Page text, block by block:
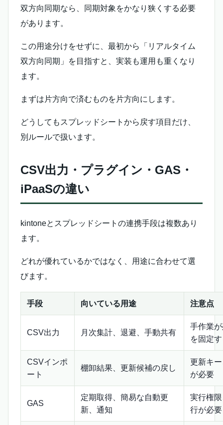
双方向同期なら、同期対象をかなり狭くする必要
があります。
この用途分けをせずに、最初から「リアルタイム
双方向同期」を目指すと、実装も運用も重くなり
ます。
まずは片方向で済むものを片方向にします。
どうしてもスプレッドシートから戻す項目だけ、
別ルールで扱います。
CSV出力・プラグイン・GAS・
iPaaSの違い
kintoneとスプレッドシートの連携手段は複数あり
ます。
どれが優れているかではなく、用途に合わせて選
びます。
手段 向いている用途 注意点
CSV出力 月次集計、退避、手動共有
手作業
を固定
CSVインポ
ート
棚卸結果、更新候補の戻し
更新キ
が必要
GAS
定期取得、簡易な自動更
新、通知
実行権
行が必要